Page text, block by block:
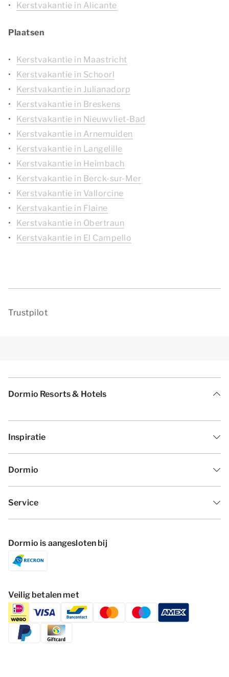
Kerstvakantie in Alicante
Plaatsen
Kerstvakantie in Maastricht
Kerstvakantie in Schoorl
Kerstvakantie in Julianadorp
Kerstvakantie in Breskens
Kerstvakantie in Nieuwvliet-Bad
Kerstvakantie in Arnemuiden
Kerstvakantie in Langelille
Kerstvakantie in Heimbach
Kerstvakantie in Berck-sur-Mer
Kerstvakantie in Vallorcine
Kerstvakantie in Flaine
Kerstvakantie in Obertraun
Kerstvakantie in El Campello
Trustpilot
Dormio Resorts & Hotels
Inspiratie
Dormio
Service
Dormio is aangesloten bij
Veilig betalen met